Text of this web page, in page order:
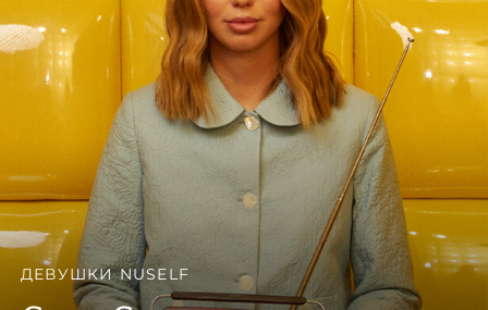
ДЕВУШКИ NUSELF